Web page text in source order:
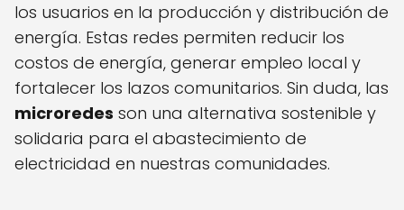
los usuarios en la producción y distribución de
energía. Estas redes permiten reducir los
costos de energía, generar empleo local y
fortalecer los lazos comunitarios. Sin duda, las
microredes son una alternativa sostenible y
solidaria para el abastecimiento de
electricidad en nuestras comunidades.